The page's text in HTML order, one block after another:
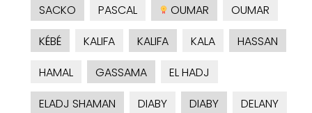
SACKO
PASCAL OUMAR
OUMAR
KÉBÉ
KALIFA KALIFA KALA
HASSAN
HAMAL
GASSAMA
EL HADJ
ELADJ SHAMAN
DIABY DIABY DELANY